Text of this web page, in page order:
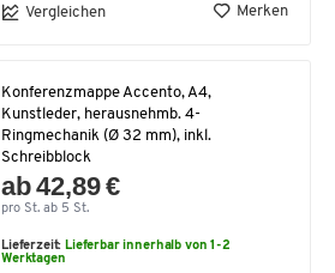
Vergleichen Merken
Konferenzmappe Accento, A4,
Kunstleder, herausnehmb. 4-
Ringmechanik (Ø 32 mm), inkl.
Schreibblock
ab 42,89 €
pro St. ab 5 St.
Lieferzeit: Lieferbar innerhalb von 1-2
Werktagen